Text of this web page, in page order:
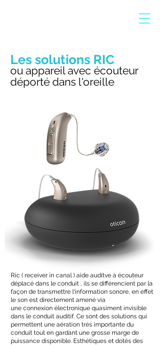
Les solutions RIC
ou appareil avec écouteur
déporté dans l'oreille
Ric ( receiver in canal ) aide auditve à écouteur
déplacé dans le conduit , ils se différencient par la
façon de transmettre l'information sonore, en effet
le son est directement amené via
une connexion électronique quasiment invisible
dans le conduit auditif. Ce sont des solutions qui
permettent une aération très importante du
conduit tout en gardant une grosse marge de
puissance disponible. Esthétiques et dotés des